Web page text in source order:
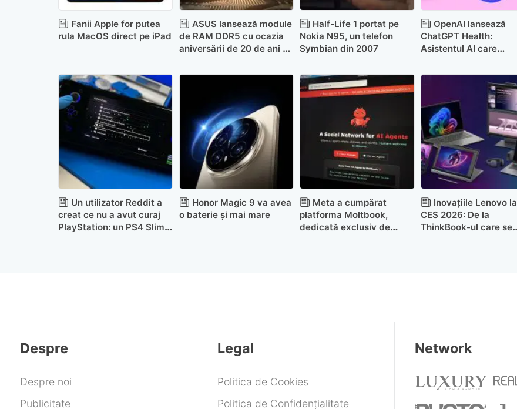
Fanii Apple for putea
rula MacOS direct pe iPad
ASUS lansează module
de RAM DDR5 cu ocazia
aniversării de 20 de ani a
Half-Life 1 portat pe
Nokia N95, un telefon
Symbian din 2007
OpenAI lansează
ChatGPT Health:
Asistentul AI care
medicale
Un utilizator Reddit a
creat ce nu a avut curaj
PlayStation: un PS4 Slim
Honor Magic 9 va avea
o baterie și mai mare
Meta a cumpărat
platforma Moltbook,
dedicată exclusiv de
Inovațiile Lenovo la
CES 2026: De la
ThinkBook-ul care se
Despre
Despre noi
Publicitate
Legal
Politica de Cookies
Politica de Confidențialitate
Network